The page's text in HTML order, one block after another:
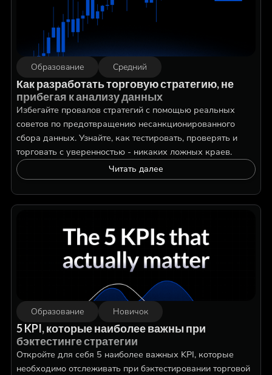
Образование Средний
Как разработать торговую стратегию, не
прибегая к анализу данных
Избегайте провалов стратегий с помощью реальных
советов по предотвращению несанкционированного
сбора данных. Узнайте, как тестировать, проверять и
торговать с уверенностью - никаких ложных краев.
Читать далее
Образование Новичок
5 KPI, которые наиболее важны при
бэктестинге стратегии
Откройте для себя 5 наиболее важных KPI, которые
необходимо отслеживать при бэктестировании торговой